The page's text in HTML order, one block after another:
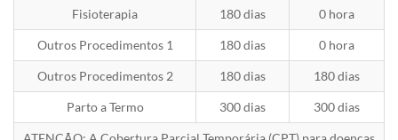
Fisioterapia 180 dias 0 hora
Outros Procedimentos 1 180 dias 0 hora
Outros Procedimentos 2 180 dias 180 dias
Parto a Termo 300 dias 300 dias